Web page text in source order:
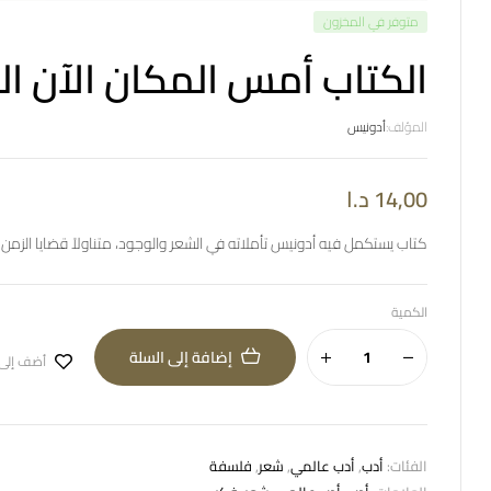
متوفر في المخزون
الكتاب أمس المكان الآن
المؤلف:أدونيس
14,00د.ا
كتاب يستكمل فيه أدونيس تأملاته في الشعر والوجود، متناولاً قضايا
الكمية
إضافة إلى السلة أضف
الفئات: أدب,أدب عالمي,شعر,فلسفة